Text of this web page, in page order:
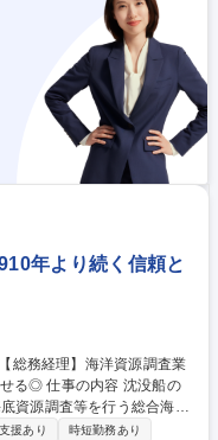
修繕等の見積もり書の作
は含まない)・設備メーカ
【会社・職種紹介】■事業
インタビュー(設備管理)：
北部]設
教育体制/年休130日
年より続く信頼と
沈没船の
資源調査等を行う総合海事
総務業
援あり
時短勤務あり